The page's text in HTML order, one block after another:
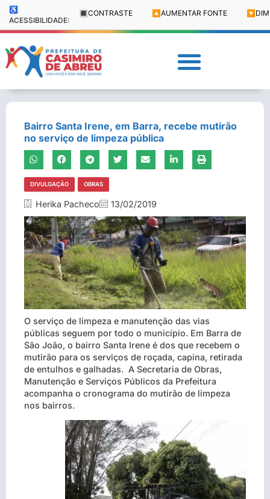
♿
ACESSIBILIDADE:
🔳 CONTRASTE 🔼 AUMENTAR FONTE 🔽
Bairro Santa Irene, em Barra, recebe mutirão
no serviço de limpeza pública
DIVULGAÇÃO OBRAS
Herika Pacheco 13/02/2019
O serviço de limpeza e manutenção das vias
públicas seguem por todo o município. Em Barra de
São João, o bairro Santa Irene é dos que recebem o
mutirão para os serviços de roçada, capina, retirada
de entulhos e galhadas. A Secretaria de Obras,
Manutenção e Serviços Públicos da Prefeitura
acompanha o cronograma do mutirão de limpeza
nos bairros.